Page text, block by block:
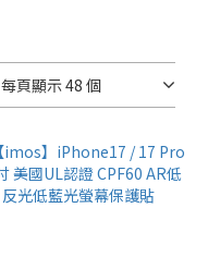
每頁顯示 48 個